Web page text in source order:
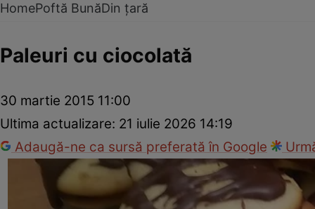
HomePoftă BunăDin țară
Paleuri cu ciocolată
30 martie 2015 11:00
Ultima actualizare: 21 iulie 2026 14:19
Adaugă-ne ca sursă preferată în Google